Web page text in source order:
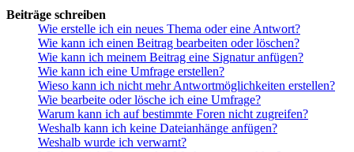
Beiträge schreiben
Wie erstelle ich ein neues Thema oder eine Antwort?
Wie kann ich einen Beitrag bearbeiten oder löschen?
Wie kann ich meinem Beitrag eine Signatur anfügen?
Wie kann ich eine Umfrage erstellen?
Wieso kann ich nicht mehr Antwortmöglichkeiten erstellen?
Wie bearbeite oder lösche ich eine Umfrage?
Warum kann ich auf bestimmte Foren nicht zugreifen?
Weshalb kann ich keine Dateianhänge anfügen?
Weshalb wurde ich verwarnt?